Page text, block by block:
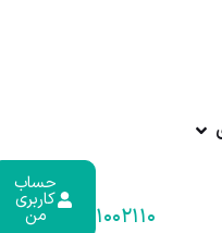
۰۱۷-۹۱۰۰۲۱۱۰
حساب
کاربری
من